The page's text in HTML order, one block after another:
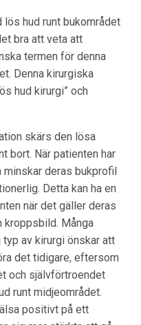
lös hud runt bukområdet
bra att veta att
termen för denna
Denna kirurgiska
hud kirurgi” och
skärs den lösa
bort. När patienten har
deras bukprofil
Detta kan ha en
när det gäller deras
kroppsbild. Många
av kirurgi önskar att
det tidigare, eftersom
och självförtroendet
runt midjeområdet.
positivt på ett